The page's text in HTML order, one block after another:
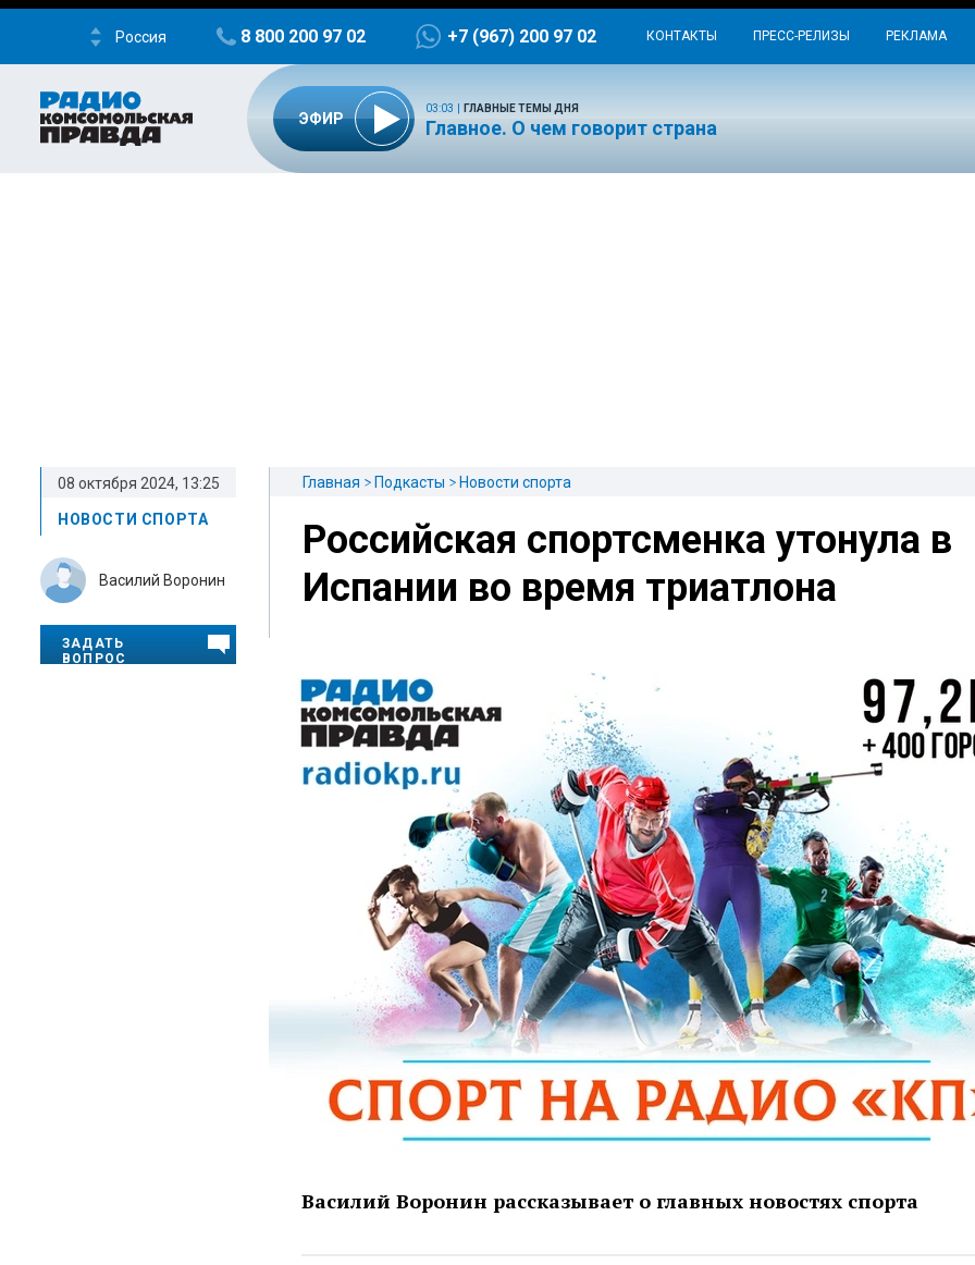
Россия 8 800 200 97 02 +7 (967) 200 97 02 КОНТАКТЫ ПРЕСС-РЕЛИЗЫ РЕКЛАМА
ЭФИР
03:03 ГЛАВНЫЕ ТЕМЫ ДНЯ
Главное. О чем говорит страна
Главная Подкасты Новости спорта
Российская спортсменка утонула в
Испании во время триатлона
Василий Воронин рассказывает о главных новостях спорта
08 октября 2024, 13:25
НОВОСТИ СПОРТА
Василий Воронин
ЗАДАТЬ
ВОПРОС